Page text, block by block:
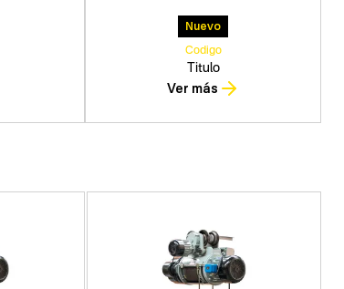
Nuevo
Titulo
Codigo
Ver más